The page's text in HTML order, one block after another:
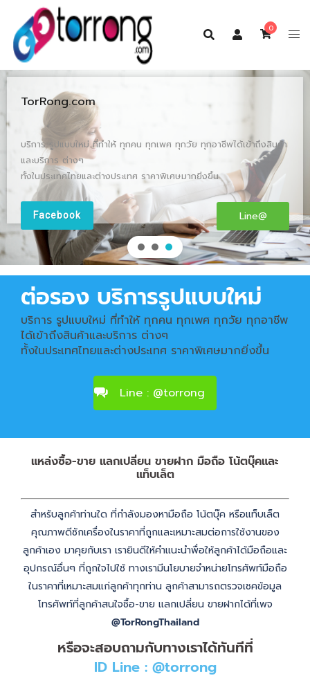
content
0
ต่อรอง บริการรูปแบบใหม่ ที่จะทำให้คุณยิ้ม
เตรียมพบกับ บริการรูปแบบใหม่ ที่จะช่วยให้คุณได้สินค้า - บริการ ที่คุณ
พอใจ
Line@ FaceBook
ต่อรอง บริการรูปแบบใหม่
บริการ รูปแบบใหม่ ที่ทำให้ ทุกคน ทุกเพศ ทุกวัย ทุกอาชีพ
ได้เข้าถึงสินค้าและบริการ ต่างๆ
ทั้งในประเทศไทยและต่างประเทศ ราคาพิเศษมากยิ่งขึ้น
Line : @torrong
แหล่งซื้อ-ขาย แลกเปลี่ยน ขายฝาก มือถือ โน้ตบุ๊คและ
แท็บเล็ต
สำหรับลูกค้าท่านใด ที่กำลังมองหามือถือ โน้ตบุ๊ค หรือแท็บเล็ต
คุณภาพดีซักเครื่องในราคาที่ถูกและเหมาะสมต่อการใช้งานของ
ลูกค้าเอง มาคุยกับเรา เรายินดีให้คำแนะนำพื่อให้ลูกค้าได้มือถือและ
อุปกรณ์อื่นๆ ที่ถูกใจไปใช้ ทางเรามีนโยบายจำหน่ายโทรศัพท์มือถือ
ในราคาที่เหมาะสมแก่ลูกค้าทุกท่าน ลูกค้าสามารถตรวจเชคข้อมูล
โทรศัพท์ที่ลูกค้าสนใจซื้อ-ขาย แลกเปลี่ยน ขายฝากได้ที่เพจ
@TorRongThailand
หรือจะสอบถามกับทางเราได้ทันทีที่
ID Line : @torrong